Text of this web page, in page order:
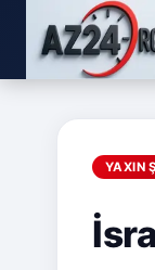
YAXIN